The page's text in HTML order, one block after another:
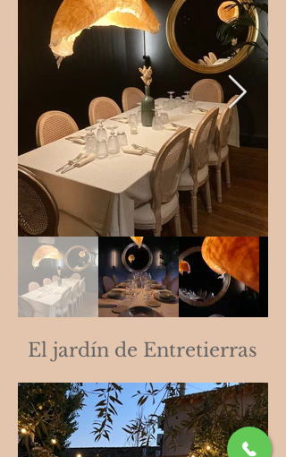
El jardín de Entretierras